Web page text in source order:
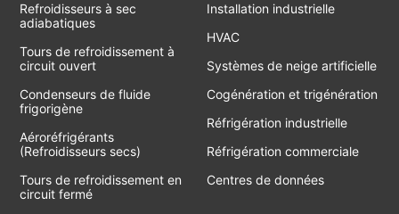
Refroidisseurs à sec
adiabatiques
Tours de refroidissement à
circuit ouvert
Condenseurs de fluide
frigorigène
Aéroréfrigérants
(Refroidisseurs secs)
Tours de refroidissement en
circuit fermé
Installation industrielle
HVAC
Systèmes de neige artificielle
Cogénération et trigénération
Réfrigération industrielle
Réfrigération commerciale
Centres de données